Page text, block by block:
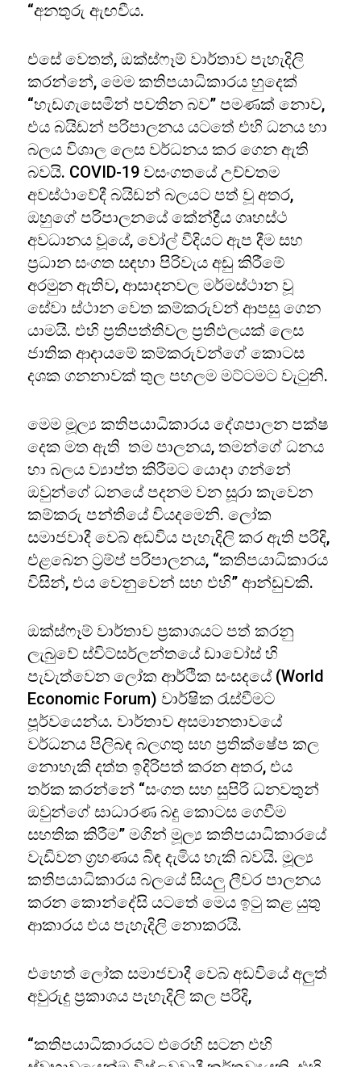
“අනතුරු ඇඟවීය.
එසේ වෙතත්, ඔක්ස්ෆෑම් වාර්තාව පැහැදිලි
කරන්නේ, මෙම කතිපයාධිකාරය හුදෙක්
“හැඩගැසෙමින් පවතින බව” පමණක් නොව,
එය බයිඩන් පරිපාලනය යටතේ එහි ධනය හා
බලය විශාල ලෙස වර්ධනය කර ගෙන ඇති
බවයි. COVID-19 වසංගතයේ උච්චතම
අවස්ථාවේදී බයිඩන් බලයට පත් වූ අතර,
ඔහුගේ පරිපාලනයේ කේන්ද්‍රීය ගෘහස්ථ
අවධානය වූයේ, වෝල් වීදියට ඇප දීම සහ
ප්‍රධාන සංගත සඳහා පිරිවැය අඩු කිරීමේ
අරමුන ඇතිව, ආසාදනවල මර්මස්ථාන වූ
සේවා ස්ථාන වෙත කම්කරුවන් ආපසු ගෙන
යාමයි. එහි ප්‍රතිපත්තිවල ප්‍රතිඵලයක් ලෙස
ජාතික ආදායමේ කම්කරුවන්ගේ කොටස
දශක ගනනාවක් තුල පහලම මට්ටමට වැටුනි.
මෙම මූල්‍ය කතිපයාධිකාරය දේශපාලන පක්ෂ
දෙක මත ඇති තම පාලනය, තමන්ගේ ධනය
හා බලය ව්‍යාප්ත කිරීමට යොදා ගන්නේ
ඔවුන්ගේ ධනයේ පදනම වන සූරා කැවෙන
කම්කරු පන්තියේ වියදමෙනි. ලෝක
සමාජවාදී වෙබ් අඩවිය පැහැදිලි කර ඇති පරිදි,
එළබෙන ට්‍රම්ප් පරිපාලනය, “කතිපයාධිකාරය
විසින්, එය වෙනුවෙන් සහ එහි” ආන්ඩුවකි.
ඔක්ස්ෆෑම් වාර්තාව ප්‍රකාශයට පත් කරනු
ලැබුවේ ස්විට්සර්ලන්තයේ ඩාවෝස් හි
පැවැත්වෙන ලෝක ආර්ථික සංසදයේ (World
Economic Forum) වාර්ෂික රැස්වීමට
පූර්වයෙන්ය. වාර්තාව අසමානතාවයේ
වර්ධනය පිලිබඳ බලගතු සහ ප්‍රතික්ෂේප කල
නොහැකි දත්ත ඉදිරිපත් කරන අතර, එය
තර්ක කරන්නේ “සංගත සහ සුපිරි ධනවතුන්
ඔවුන්ගේ සාධාරණ බදු කොටස ගෙවීම
සහතික කිරීම” මගින් මූල්‍ය කතිපයාධිකාරයේ
වැඩිවන ග්‍රහණය බිඳ දැමිය හැකි බවයි. මූල්‍ය
කතිපයාධිකාරය බලයේ සියලු ලීවර පාලනය
කරන කොන්දේසි යටතේ මෙය ඉටු කළ යුතු
ආකාරය එය පැහැදිලි නොකරයි.
එහෙත් ලෝක සමාජවාදී වෙබ් අඩවියේ අලුත්
අවුරුදු ප්‍රකාශය පැහැදිලි කල පරිදි,
“කතිපයාධිකාරයට එරෙහි සටන එහි